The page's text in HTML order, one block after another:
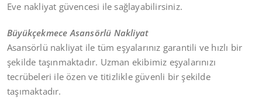
Eve nakliyat güvencesi ile sağlayabilirsiniz.
Büyükçekmece Asansörlü Nakliyat
Asansörlü nakliyat ile tüm eşyalarınız garantili ve hızlı bir
şekilde taşınmaktadır. Uzman ekibimiz eşyalarınızı
tecrübeleri ile özen ve titizlikle güvenli bir şekilde
taşımaktadır.